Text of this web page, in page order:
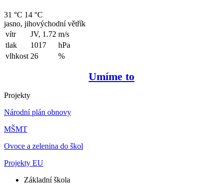
31 °C 14 °C
jasno, jihovýchodní větřík
vítr
JV, 1.72 m/s
tlak
1017
hPa
vlhkost 26 %
Umíme to
Projekty
Národní plán obnovy
MŠMT
Ovoce a zelenina do škol
Projekty EU
Základní škola